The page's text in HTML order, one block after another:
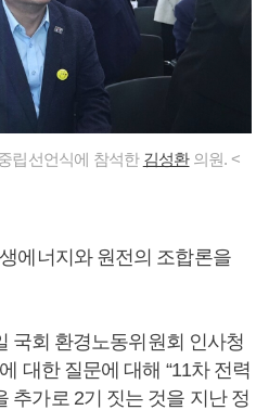
립선언식에 참석한 김성환의원. <
에너지와 원전의 조합론을
국회 환경노동위원회 인사청
대한 질문에 대해 “11차 전력
추가로 2기 짓는 것을 지난 정